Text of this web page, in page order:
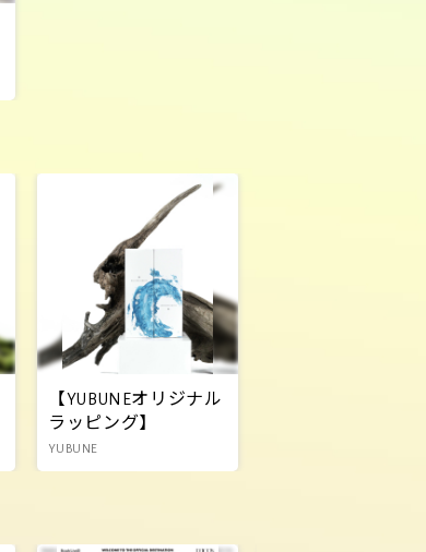
【YUBUNEオリジナル
ラッピング】
YUBUNE